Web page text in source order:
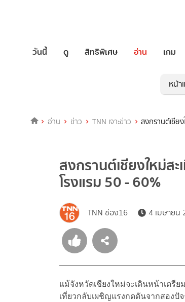
วันนี้ ดู สิทธิพิเศษ อ่าน เกม
หน้า
อ่าน ข่าว TNN เจาะข่าว สงกรานต์เชีย
สงกรานต์เชียงใหม่
โรงแรม 50 - 60%
TNN ช่อง16 4 เมษายน
แม้จังหวัดเชียงใหม่จะเดินหน้าเตรี
เที่ยวกลับเผชิญแรงกดดันจากสอง